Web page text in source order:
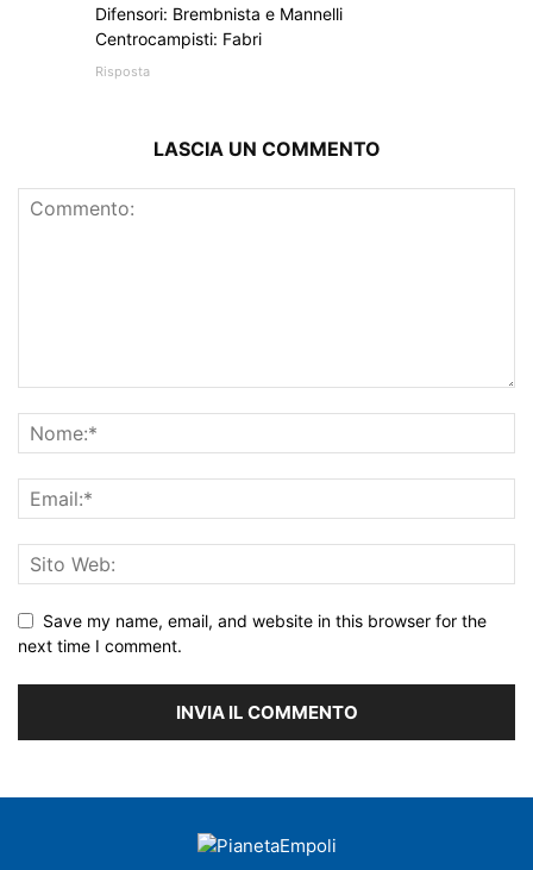
Difensori: Brembnista e Mannelli
Centrocampisti: Fabri
Risposta
LASCIA UN COMMENTO
Save my name, email, and website in this browser for the
next time I comment.